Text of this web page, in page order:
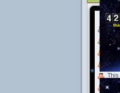
Last
This
Last